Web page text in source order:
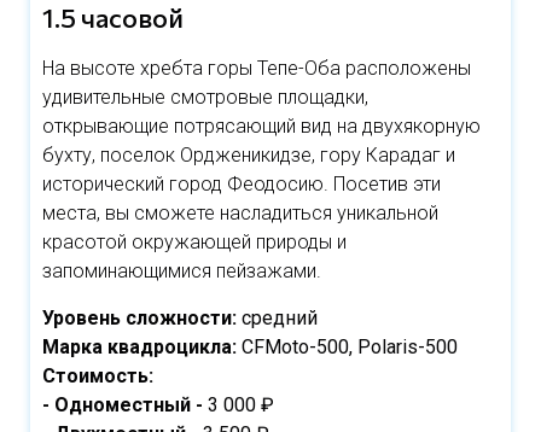
1.5 часовой
На высоте хребта горы Тепе-Оба расположены
удивительные смотровые площадки,
открывающие потрясающий вид на двухякорную
бухту, поселок Ордженикидзе, гору Карадаг и
исторический город Феодосию. Посетив эти
места, вы сможете насладиться уникальной
красотой окружающей природы и
запоминающимися пейзажами.
Уровень сложности: средний
Марка квадроцикла: CFMoto-500, Polaris-500
Стоимость:
- Одноместный - 3 000 ₽